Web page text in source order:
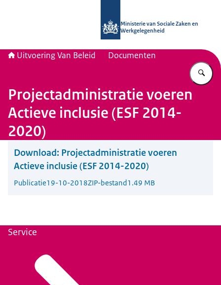
Ministerie van Sociale Zaken en
Werkgelegenheid
Uitvoering Van Beleid Documenten
Projectadministratie voeren
Actieve inclusie (ESF 2014-
2020)
Download: Projectadministratie voeren
Actieve inclusie (ESF 2014-2020)
Publicatie19-10-2018ZIP-bestand1.49 MB
Service